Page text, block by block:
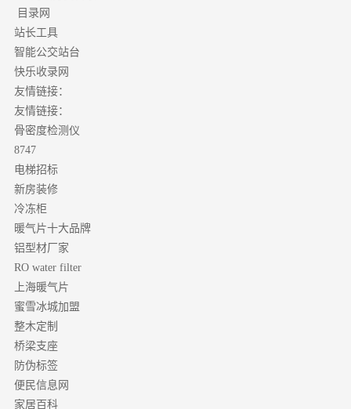
目录网
站长工具
智能公交站台
快乐收录网
友情链接：
友情链接：
骨密度检测仪
8747
电梯招标
新房装修
冷冻柜
暖气片十大品牌
铝型材厂家
RO water filter
上海暖气片
蜜雪冰城加盟
整木定制
桥梁支座
防伪标签
便民信息网
家居百科